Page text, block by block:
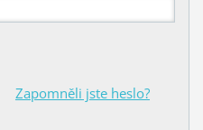
Zapomněli jste heslo?